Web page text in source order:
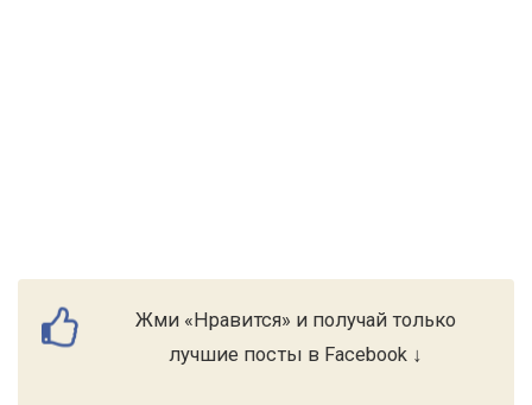
Жми «Нравится» и получай только
лучшие посты в Facebook ↓